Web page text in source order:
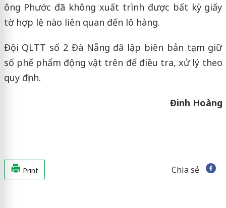
ông Phước đã không xuất trình được bất kỳ giấy
tờ hợp lệ nào liên quan đến lô hàng.
Đội QLTT số 2 Đà Nẵng đã lập biên bản tạm giữ
số phế phẩm động vật trên để điều tra, xử lý theo
quy định.
Đinh Hoàng
Print Chia sẻ